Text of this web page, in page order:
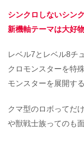
シンクロしないシン
新機軸テーマは大好
レベル7とレベル8チ
クロモンスターを特
モンスターを展開す
クマ型のロボってだ
や獣戦士族ってのも